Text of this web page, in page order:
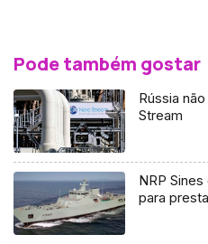
Pode também gostar
Rússia
Stream
NRP
para